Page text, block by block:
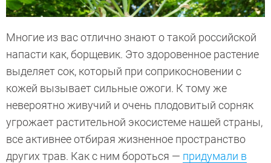
Многие из вас отлично знают о такой российской
напасти как, борщевик. Это здоровенное растение
выделяет сок, который при соприкосновении с
кожей вызывает сильные ожоги. К тому же
невероятно живучий и очень плодовитый сорняк
угрожает растительной экосистеме нашей страны,
все активнее отбирая жизненное пространство
других трав. Как с ним бороться — придумали в